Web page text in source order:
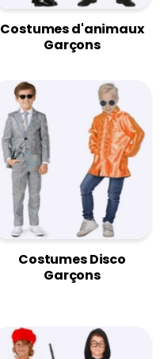
Costumes d'animaux
Garçons
Costumes Disco
Garçons